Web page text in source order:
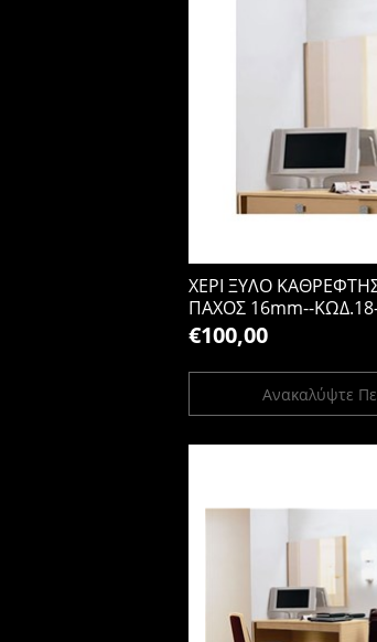
ΧΕΡΙ ΞΥΛΟ
ΠΑΧΟΣ 16mm--
€100,00
Ανακαλύψτε